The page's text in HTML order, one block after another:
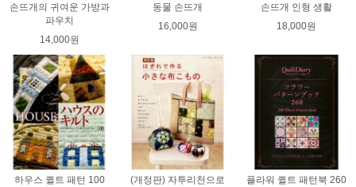
손뜨개의 귀여운 가방과
파우치
14,000원
동물 손뜨개
16,000원
손뜨개 인형 생활
18,000원
하우스 퀼트 패턴 100
(개정판) 자투리천으로
플라워 퀼트 패턴북 260